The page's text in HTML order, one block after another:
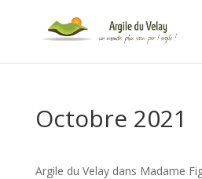
Octobre 2021
Argile du Velay dans Madame